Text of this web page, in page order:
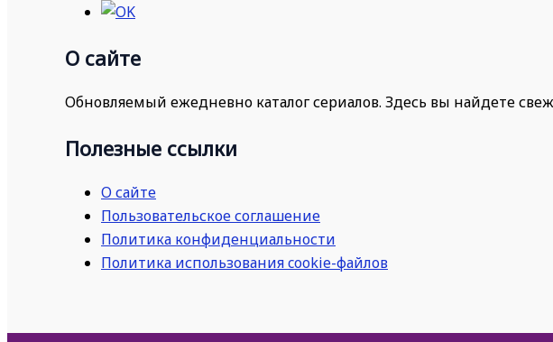
О сайте
Обновляемый ежедневно каталог сериалов. Здесь вы найдете
Полезные ссылки
О сайте
Пользовательское соглашение
Политика конфиденциальности
Политика использования cookie-файлов